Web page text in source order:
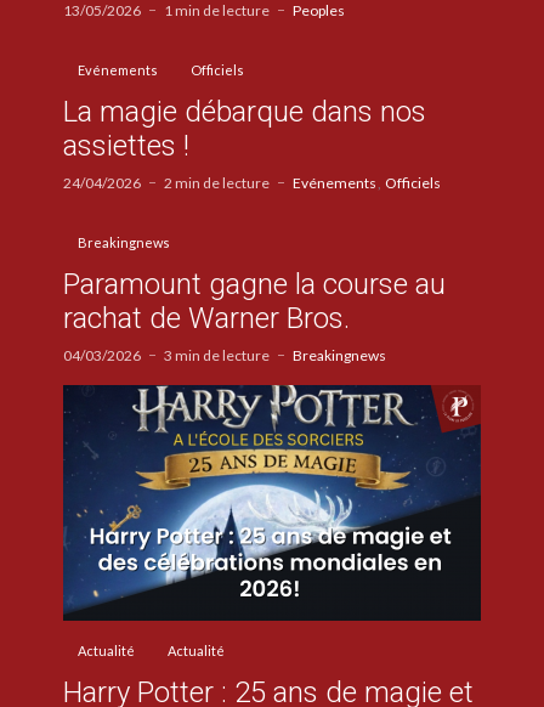
13/05/2026 1 min de lecture Peoples
Evénements Officiels
La magie débarque dans nos
assiettes !
24/04/2026 2 min de lecture Evénements Officiels
Breakingnews
Paramount gagne la course au
rachat de Warner Bros.
04/03/2026 3 min de lecture Breakingnews
Actualité Actualité
Harry Potter : 25 ans de magie et